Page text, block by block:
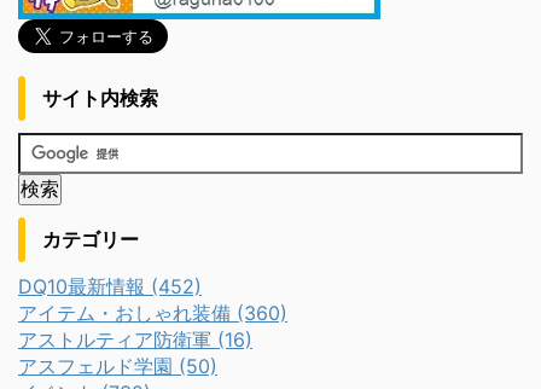
サイト内検索
カテゴリー
DQ10最新情報 (452)
アイテム・おしゃれ装備 (360)
アストルティア防衛軍 (16)
アスフェルド学園 (50)